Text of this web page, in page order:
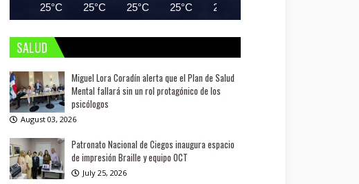
25°C 25°C 25°C 25°C 24°C
SALUD
Miguel Lora Coradín alerta que el Plan de Salud
Mental fallará sin un rol protagónico de los
psicólogos
August 03, 2026
Patronato Nacional de Ciegos inaugura espacio
de impresión Braille y equipo OCT
July 25, 2026